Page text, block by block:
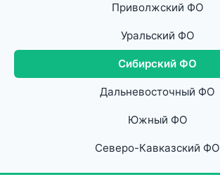
Приволжский ФО
Уральский ФО
Сибирский ФО
Дальневосточный ФО
Южный ФО
Северо-Кавказский ФО